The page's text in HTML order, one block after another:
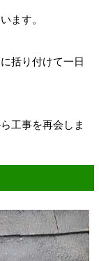
ます。
括り付けて一日
工事を再会しま